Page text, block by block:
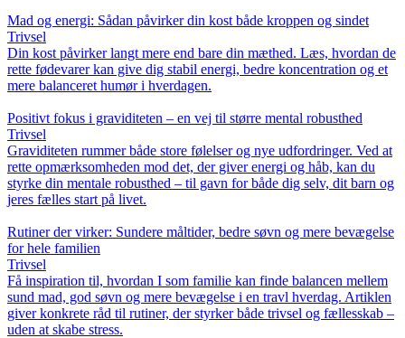
Mad og energi: Sådan påvirker din kost både kroppen og sindet
Trivsel
Din kost påvirker langt mere end bare din mæthed. Læs, hvordan de
rette fødevarer kan give dig stabil energi, bedre koncentration og et
mere balanceret humør i hverdagen.
Positivt fokus i graviditeten – en vej til større mental robusthed
Trivsel
Graviditeten rummer både store følelser og nye udfordringer. Ved at
rette opmærksomheden mod det, der giver energi og håb, kan du
styrke din mentale robusthed – til gavn for både dig selv, dit barn og
jeres fælles start på livet.
Rutiner der virker: Sundere måltider, bedre søvn og mere bevægelse
for hele familien
Trivsel
Få inspiration til, hvordan I som familie kan finde balancen mellem
sund mad, god søvn og mere bevægelse i en travl hverdag. Artiklen
giver konkrete råd til rutiner, der styrker både trivsel og fællesskab –
uden at skabe stress.